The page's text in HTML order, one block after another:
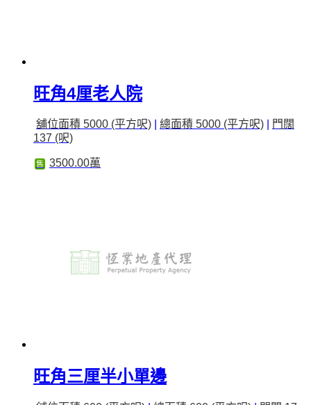
旺角4厘老人院
舖位面積 5000 (平方呎) 總面積 5000 (平方呎)
門闊
137 (呎)
售 3500.00萬
旺角三厘半小單邊